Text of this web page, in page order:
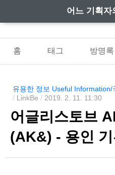
어느 기획자
홈 태그 방명록
유용한 정보 Useful
/ LinkBe / 2019. 2. 11. 11:30
어글리스토브
(AK&) - 용인